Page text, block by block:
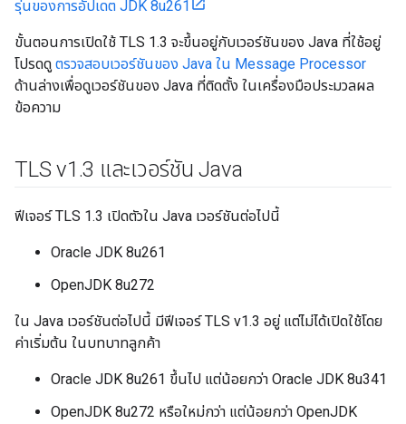
รุ่นของการอัปเดต JDK 8u261
ขั้นตอนการเปิดใช้ TLS 1.3 จะขึ้นอยู่กับเวอร์ชันของ Java ที่ใช้อยู่
โปรดดู ตรวจสอบเวอร์ชันของ Java ใน Message Processor
ด้านล่างเพื่อดูเวอร์ชันของ Java ที่ติดตั้ง ในเครื่องมือประมวลผล
ข้อความ
TLS v1.3 และเวอร์ชัน Java
ฟีเจอร์ TLS 1.3 เปิดตัวใน Java เวอร์ชันต่อไปนี้
Oracle JDK 8u261
OpenJDK 8u272
ใน Java เวอร์ชันต่อไปนี้ มีฟีเจอร์ TLS v1.3 อยู่ แต่ไม่ได้เปิดใช้โดย
ค่าเริ่มต้น ในบทบาทลูกค้า
Oracle JDK 8u261 ขึ้นไป แต่น้อยกว่า Oracle JDK 8u341
OpenJDK 8u272 หรือใหม่กว่า แต่น้อยกว่า OpenJDK